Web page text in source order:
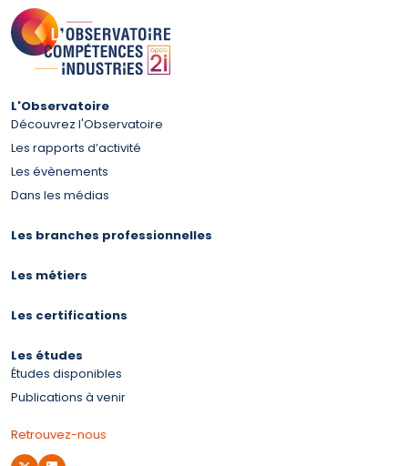
L'Observatoire
Découvrez l'Observatoire
Les rapports d’activité
Les évènements
Dans les médias
Les branches professionnelles
Les métiers
Les certifications
Les études
Études disponibles
Publications à venir
Retrouvez-nous